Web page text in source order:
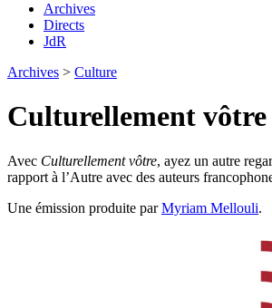
Archives
Directs
JdR
Archives > Culture
Culturellement vôtre
Avec Culturellement vôtre, ayez un autre
rapport à l’Autre avec des auteurs
Une émission produite parMyriam Mellouli.